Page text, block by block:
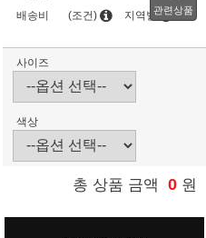
배송비
(조건) 지역별관련상품
사이즈
색상
총 상품 금액 0 원